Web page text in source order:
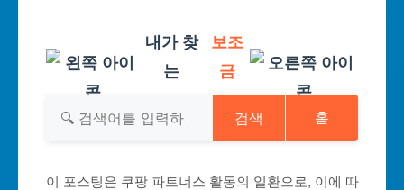
내가 찾
는
보조
금
검색 홈
이 포스팅은 쿠팡 파트너스 활동의 일환으로, 이에 따